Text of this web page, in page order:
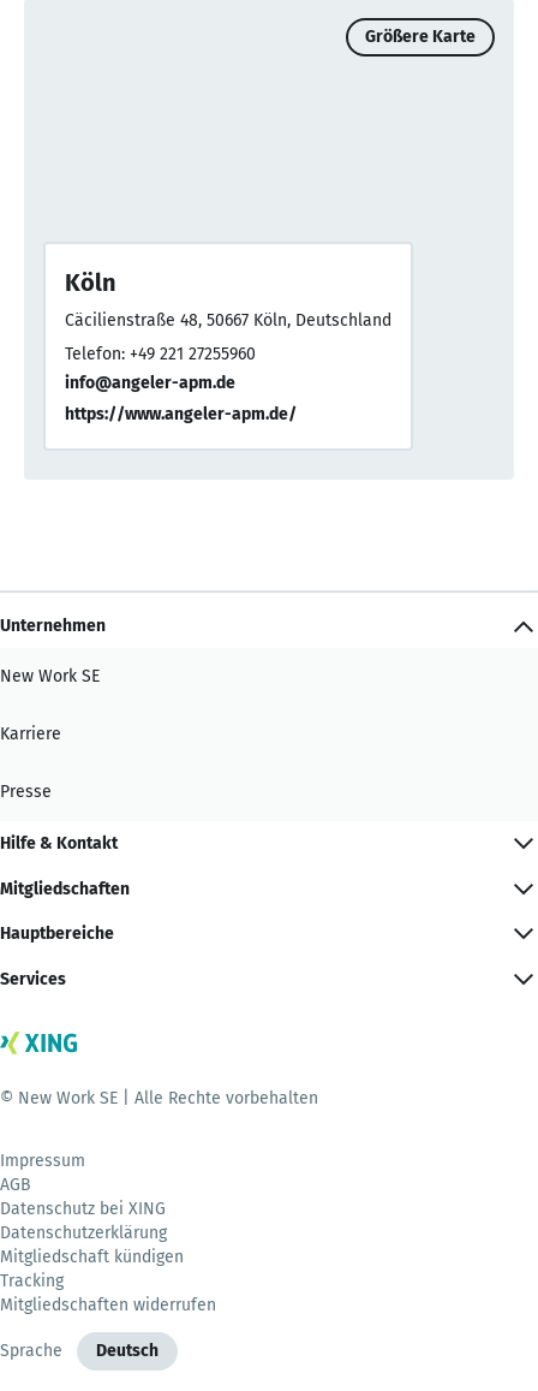
Größere Karte
Köln
Cäcilienstraße 48, 50667 Köln, Deutschland
Telefon: +49 221 27255960
info@angeler-apm.de
https://www.angeler-apm.de/
Unternehmen
New Work SE
Karriere
Presse
Hilfe & Kontakt
Mitgliedschaften
Hauptbereiche
Services
© New Work SE | Alle Rechte vorbehalten
Impressum
AGB
Datenschutz bei XING
Datenschutzerklärung
Mitgliedschaft kündigen
Tracking
Mitgliedschaften widerrufen
Sprache Deutsch